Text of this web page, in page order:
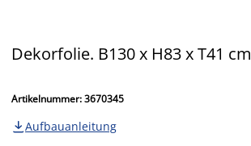
Dekorfolie. B130 x H83 x T41 cm
Artikelnummer: 3670345
 Aufbauanleitung